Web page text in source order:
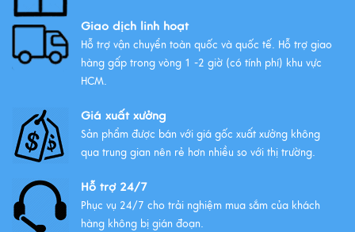
Giao dịch linh hoạt
Hỗ trợ vận chuyển toàn quốc và quốc tế. Hỗ trợ giao
hàng gấp trong vòng 1 -2 giờ (có tính phí) khu vực
HCM.
Giá xuất xưởng
Sản phẩm được bán với giá gốc xuất xưởng không
qua trung gian nên rẻ hơn nhiều so với thị trường.
Hỗ trợ 24/7
Phục vụ 24/7 cho trải nghiệm mua sắm của khách
hàng không bị gián đoạn.